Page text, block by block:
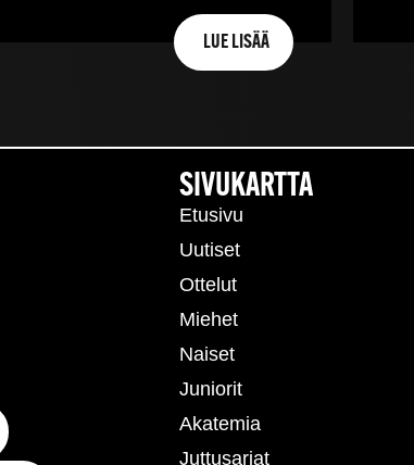
LUE LISÄÄ
SIVUKARTTA
Etusivu
Uutiset
Ottelut
Miehet
Naiset
Juniorit
Akatemia
Juttusarjat